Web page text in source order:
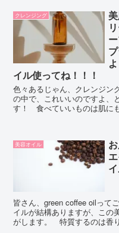
クレンジング
イル使ってね！！！
色々あるじゃん、クレンジ
の中で、これいいのですよ
す！ 食べていいものは肌
美容オイル
皆さん、green coffee oilって
イルが結構ありますが、この
がします。 特質するのは香